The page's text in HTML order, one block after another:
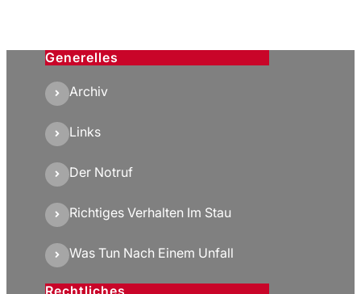
Generelles
Archiv
Links
Der Notruf
Richtiges Verhalten Im Stau
Was Tun Nach Einem Unfall
Rechtliches